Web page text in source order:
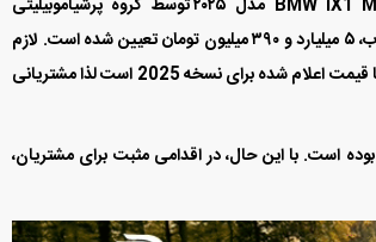
پیرو ارسال پیامک دعوت به تکمیل وجه خودرو BMW iX1 M Package مدل ۲۰۲۵ توسط گروه پرشیاموبیلیتی
(پرشیاخودرو) به خریداران محترم، به اطلاع می‌رساند که قیمت نهایی جهت تسویه حساب، ۵ میلیارد و ۳۹۰ میلیون تومان تعیین شده است. لازم
به ذکر است سری نخست ثبت نام های انجام شده برای این خودرو با مدل 2024 بوده اما قیمت اعلام شده برای نسخه 2025 است لذا مشتریانی
در قرارداد اولیه، شرکت متعهد به تحویل مدل ۲۰۲۴ از این خودرو با تیپ M Package بوده است. با این حال، در اقدامی مثبت برای مشتریان،